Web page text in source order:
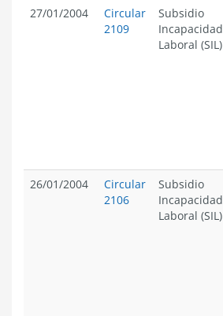
27/01/2004
Circular
2109
Subsidio
Incapacidad
Laboral (SIL)
26/01/2004
Circular
2106
Subsidio
Incapacidad
Laboral (SIL)